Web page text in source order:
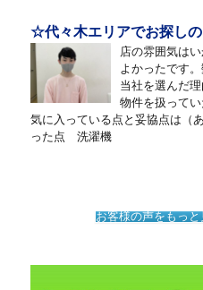
☆代々木エリアでお探し
店の雰囲気は
よかったです
当社を選んだ
物件を扱って
気に入っている点と妥協点は（
った点 洗濯機
お客様の声をもっ